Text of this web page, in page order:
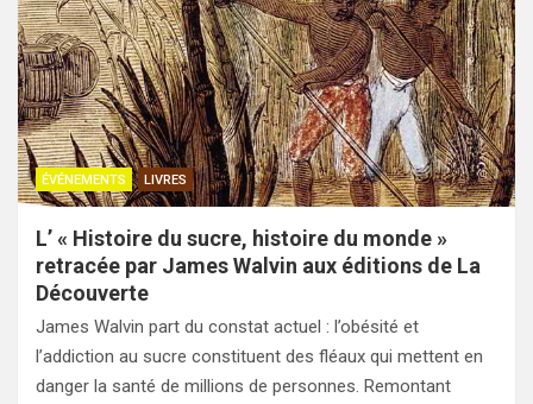
ÉVÉNEMENTS LIVRES
L’ « Histoire du sucre, histoire du monde »
retracée par James Walvin aux éditions de La
Découverte
James Walvin part du constat actuel : l’obésité et
l’addiction au sucre constituent des fléaux qui mettent en
danger la santé de millions de personnes. Remontant